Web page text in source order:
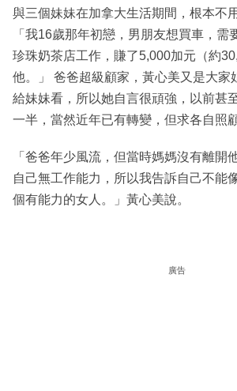
與三個妹妹在加拿大生活期間，根本不
「我16歲那年初戀，男朋友想買車，需
珍珠奶茶店工作，賺了5,000加元（約
他。」 爸爸超級顧家，黃心美又是大家
給妹妹看，所以她自言很頑強，以前甚
一半，當然近年已有轉變，但求各自照
「爸爸年少風流，但當時媽媽沒有離開
自己無工作能力，所以我告訴自己不能
個有能力的女人。」黃心美說。
廣告